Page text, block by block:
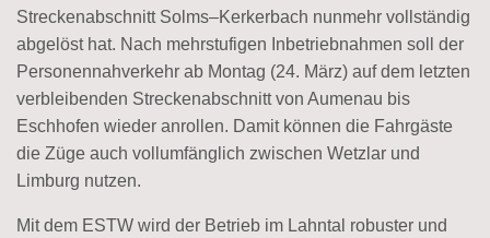
Streckenabschnitt Solms–Kerkerbach nunmehr vollständig
abgelöst hat. Nach mehrstufigen Inbetriebnahmen soll der
Personennahverkehr ab Montag (24. März) auf dem letzten
verbleibenden Streckenabschnitt von Aumenau bis
Eschhofen wieder anrollen. Damit können die Fahrgäste
die Züge auch vollumfänglich zwischen Wetzlar und
Limburg nutzen.
Mit dem ESTW wird der Betrieb im Lahntal robuster und